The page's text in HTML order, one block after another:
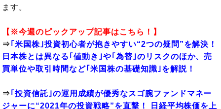
ます。
【※今週のピックアップ記事はこちら！】
⇒｢米国株｣投資初心者が抱きやすい“2つの疑問”を解決！
日本株とは異なる｢値動き｣や｢為替｣のリスクのほか、売
買単位や取引時間など｢米国株の基礎知識｣を解説！
⇒｢投資信託｣の運用成績が優秀なスゴ腕ファンドマネー
ジャーに“2021年の投資戦略”を直撃！ 日経平均株価を上